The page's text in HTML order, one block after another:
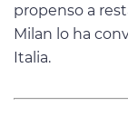
propenso a
Milan lo ha
Italia.